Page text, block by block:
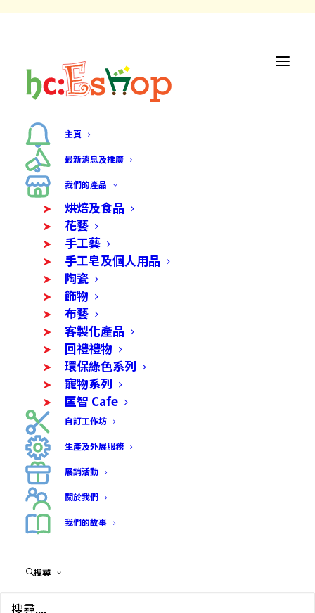
主頁
最新消息及推廣
我們的產品
烘焙及食品
花藝
手工藝
手工皂及個人用品
陶瓷
飾物
布藝
客製化產品
回禮禮物
環保綠色系列
寵物系列
匡智 Cafe
自訂工作坊
生產及外展服務
展銷活動
關於我們
我們的故事
搜尋